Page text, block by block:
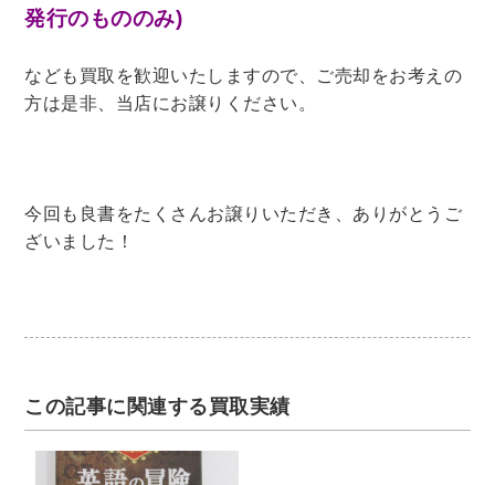
発行のもののみ)
なども買取を歓迎いたしますので、ご売却をお考えの
方は是非、当店にお譲りください。
今回も良書をたくさんお譲りいただき、ありがとうご
ざいました！
この記事に関連する買取実績